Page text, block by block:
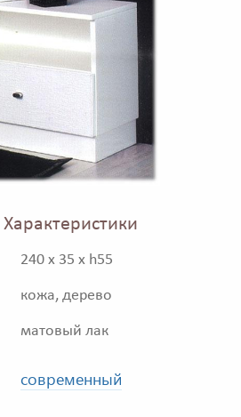
Характеристики
240 x 35 x h55
кожа, дерево
матовый лак
современный